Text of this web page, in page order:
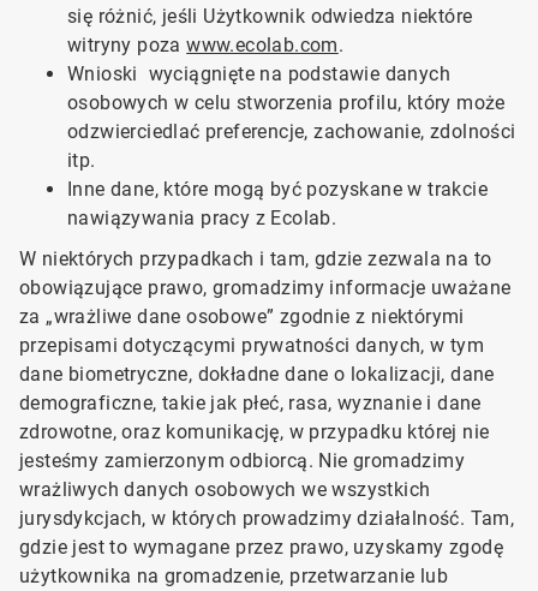
się różnić, jeśli Użytkownik odwiedza niektóre
witryny pozawww.ecolab.com.
Wnioski wyciągnięte na podstawie danych
osobowych w celu stworzenia profilu, który może
odzwierciedlać preferencje, zachowanie, zdolności
itp.
Inne dane, które mogą być pozyskane w trakcie
nawiązywania pracy z Ecolab.
W niektórych przypadkach i tam, gdzie zezwala na to
obowiązujące prawo, gromadzimy informacje uważane
za „wrażliwe dane osobowe” zgodnie z niektórymi
przepisami dotyczącymi prywatności danych, w tym
dane biometryczne, dokładne dane o lokalizacji, dane
demograficzne, takie jak płeć, rasa, wyznanie i dane
zdrowotne, oraz komunikację, w przypadku której nie
jesteśmy zamierzonym odbiorcą. Nie gromadzimy
wrażliwych danych osobowych we wszystkich
jurysdykcjach, w których prowadzimy działalność. Tam,
gdzie jest to wymagane przez prawo, uzyskamy zgodę
użytkownika na gromadzenie, przetwarzanie lub